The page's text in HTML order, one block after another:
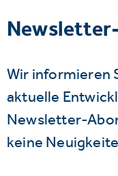
Wir informieren
aktuelle
Newsletter-
keine